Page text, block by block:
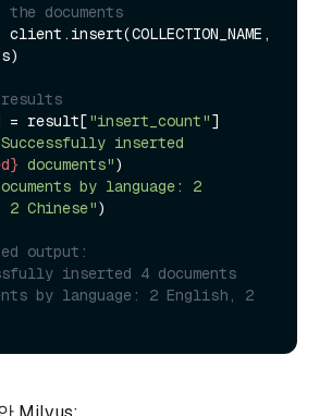
documents
= result["insert_count"
documents"
by language: 2
Chinese")
output:
inserted 4 documents
by language: 2 English, 2